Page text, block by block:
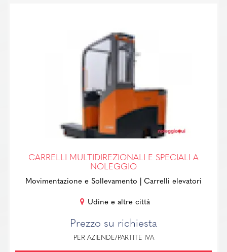
CARRELLI MULTIDIREZIONALI E SPECIALI A
NOLEGGIO
Movimentazione e Sollevamento | Carrelli elevatori
Udine e altre città
Prezzo su richiesta
PER AZIENDE/PARTITE IVA